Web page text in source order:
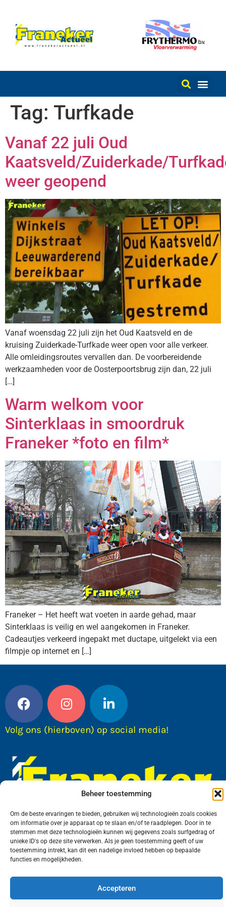
Beheer toestemming
Om de beste ervaringen te bieden, gebruiken wij technologieën zoals cookies
om informatie over je apparaat op te slaan en/of te raadplegen. Door in te
stemmen met deze technologieën kunnen wij gegevens zoals surfgedrag of
unieke ID's op deze site verwerken. Als je geen toestemming geeft of uw
toestemming intrekt, kan dit een nadelige invloed hebben op bepaalde
functies en mogelijkheden.
Accepteren
Tag: Turfkade
Vanaf 22 juli Oud
Kaatsveld/Zuiderkade/
weer geopend
Vanaf woensdag 22 juli zijn het Oud Kaatsveld en de
kruising Zuiderkade-Turfkade weer open voor alle verkeer.
Alle omleidingsroutes vervallen dan. De voorbereidende
werkzaamheden voor de Oosterpoortsbrug zijn dan, 22 juli
[…]
Warm welkom voor
Sinterklaas in smoordruk
Franeker *foto en film*
Franeker – Het heeft wat voeten in aarde gehad, maar
Sinterklaas is veilig en wel aangekomen in Franeker.
Cadeautjes verkeerd ingepakt met ductape, uitgelekt via een
filmpje op internet en […]
Volg ons (hierboven) op social media!
Wij van FranekerActueel.nl verzorgen het nieuws
in de Gemeente Waadhoeke. Met als hoofdplaats
Franeker.